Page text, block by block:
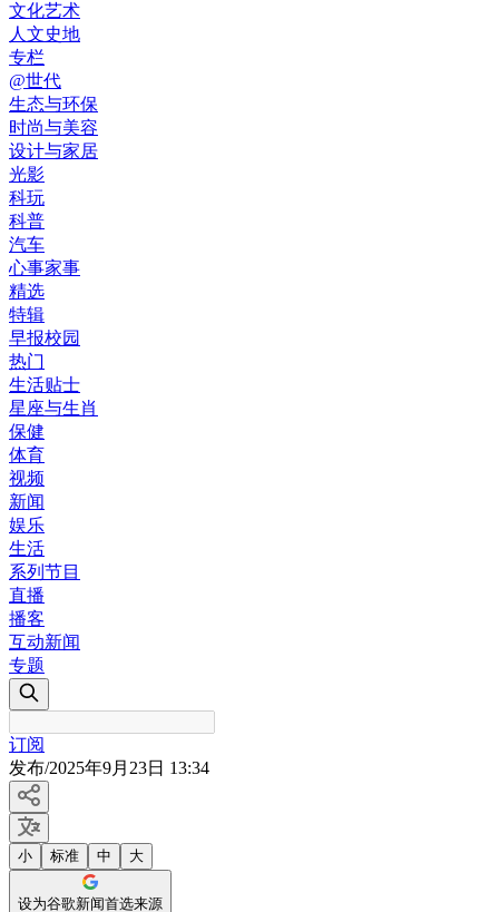
文化艺术
人文史地
专栏
@世代
生态与环保
时尚与美容
设计与家居
光影
科玩
科普
汽车
心事家事
精选
特辑
早报校园
热门
生活贴士
星座与生肖
保健
体育
视频
新闻
娱乐
生活
系列节目
直播
播客
互动新闻
专题
订阅
发布/2025年9月23日 13:34
小 标准 中 大
设为谷歌新闻首选来源